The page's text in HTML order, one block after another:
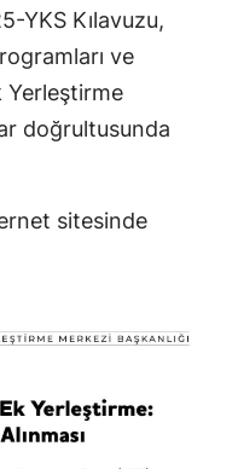
YKS Kılavuzu,
ve
Yerleştirme
doğrultusunda
sitesinde